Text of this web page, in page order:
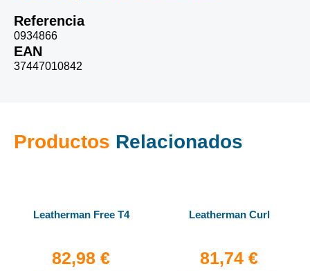
Referencia
0934866
EAN
37447010842
Productos Relacionados
Leatherman Free T4
82,98 €
Leatherman Curl
81,74 €